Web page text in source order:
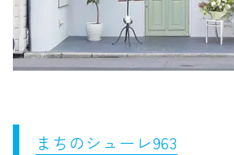
まちのシューレ963